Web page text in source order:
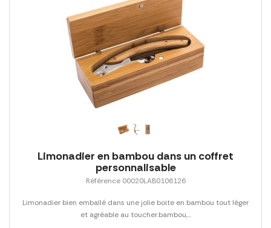
Limonadier en bambou dans un coffret
personnalisable
Référence 00020LAB0106126
Limonadier bien emballé dans une jolie boite en bambou tout léger
et agréable au toucher.bambou,...